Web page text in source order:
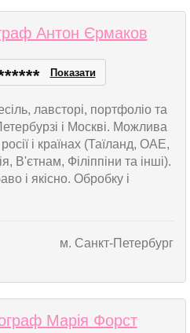
Антон Єрмаков
***** Показати
лавсторі, портфоліо та
і Москві. Можлива
і країнах (Таїланд, ОАЕ,
В'єтнам, Філіппіни та інші).
і якісно. Обробку і
м. Санкт-Петербург
Марія Форст